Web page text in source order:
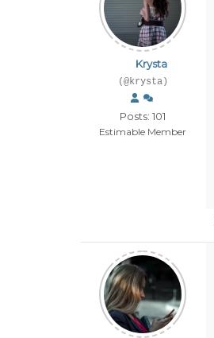
Krysta
(@krysta)
Posts: 101
Estimable Member